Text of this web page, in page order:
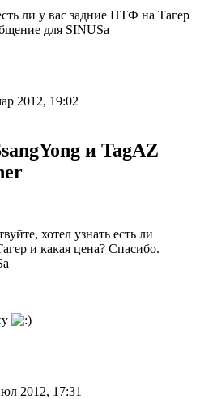
ли у вас задние ПТФ на Тагер
для SINUSa
2012, 19:02
и TagAZ
хотел узнать есть ли
и какая цена? Спасибо.
2012, 17:31